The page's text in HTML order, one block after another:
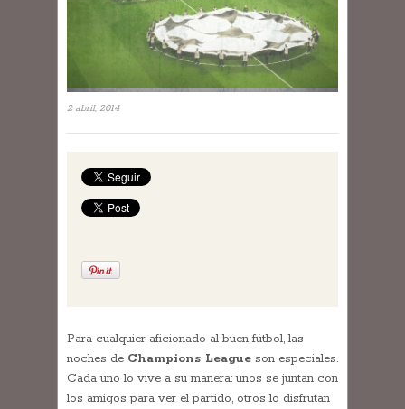
2 abril, 2014
Para cualquier aficionado al buen fútbol, las
noches de Champions League son especiales.
Cada uno lo vive a su manera: unos se juntan con
los amigos para ver el partido, otros lo disfrutan